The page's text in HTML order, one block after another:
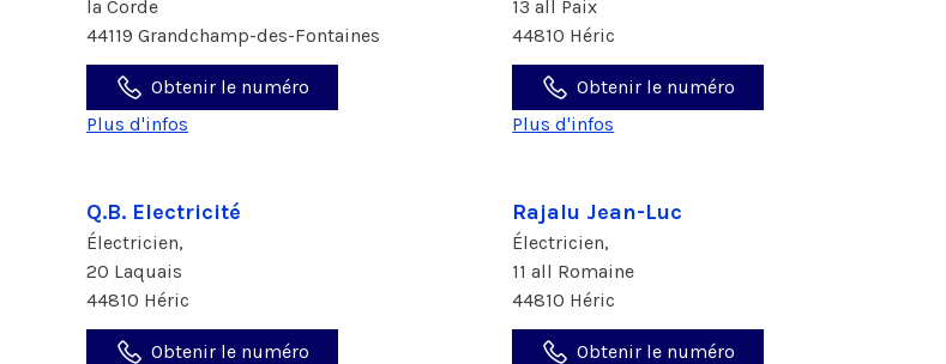
la Corde
44119 Grandchamp-des-Fontaines
Obtenir le numéro
Plus d'infos
13 all Paix
44810 Héric
Obtenir le numéro
Plus d'infos
Q.B. Electricité
Électricien,
20 Laquais
44810 Héric
Obtenir le numéro
Rajalu Jean-Luc
Électricien,
11 all Romaine
44810 Héric
Obtenir le numéro